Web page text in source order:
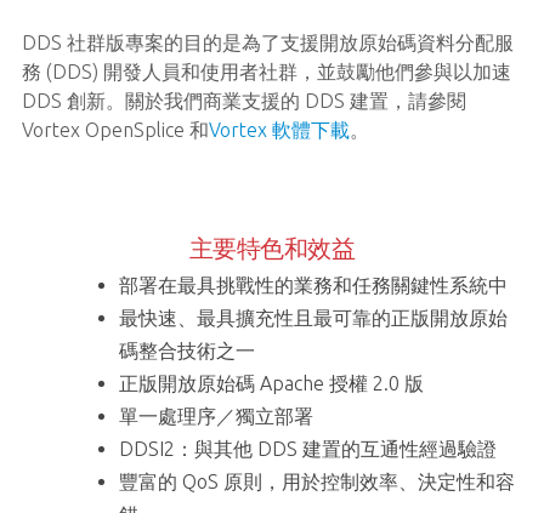
DDS 社群版專案的目的是為了支援開放原始碼資料分配服
務 (DDS) 開發人員和使用者社群，並鼓勵他們參與以加速
DDS 創新。關於我們商業支援的 DDS 建置，請參閱
Vortex OpenSplice 和Vortex 軟體下載。
主要特色和效益
部署在最具挑戰性的業務和任務關鍵性系統中
最快速、最具擴充性且最可靠的正版開放原始
碼整合技術之一
正版開放原始碼 Apache 授權 2.0 版
單一處理序／獨立部署
DDSI2：與其他 DDS 建置的互通性經過驗證
豐富的 QoS 原則，用於控制效率、決定性和容